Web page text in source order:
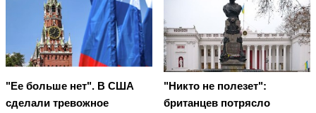
"Ее больше нет". В США
сделали тревожное
"Никто не полезет":
британцев потрясло